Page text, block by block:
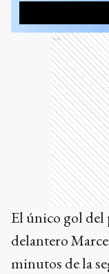
Ads
El único gol
delantero
minutos de la